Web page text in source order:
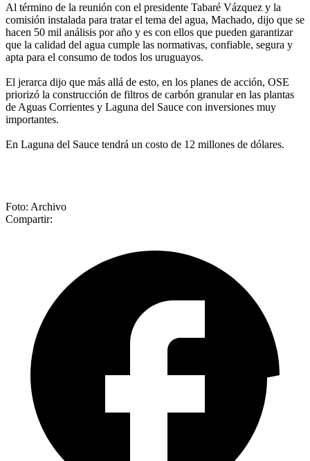
Al término de la reunión con el presidente Tabaré Vázquez y la
comisión instalada para tratar el tema del agua, Machado, dijo que se
hacen 50 mil análisis por año y es con ellos que pueden garantizar
que la calidad del agua cumple las normativas, confiable, segura y
apta para el consumo de todos los uruguayos.
El jerarca dijo que más allá de esto, en los planes de acción, OSE
priorizó la construcción de filtros de carbón granular en las plantas
de Aguas Corrientes y Laguna del Sauce con inversiones muy
importantes.
En Laguna del Sauce tendrá un costo de 12 millones de dólares.
Foto: Archivo
Compartir: